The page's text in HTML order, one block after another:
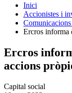
Inici
Accionistes i
Ercros informa
Ercros
accions
Capital social